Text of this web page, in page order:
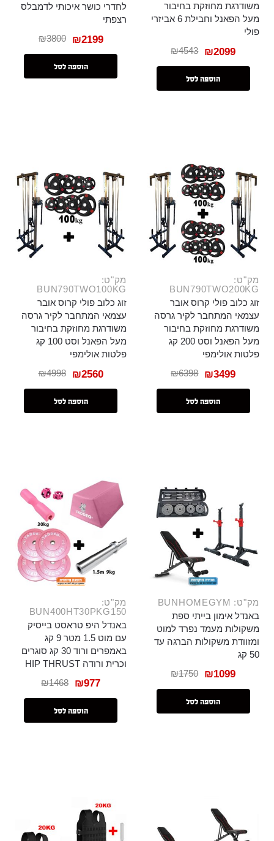
משודרגת מחוזקת בחיבור
מעל הפאנל וחבילת 6 אביזרי
פולי
₪4543 ₪2099
הוספה לסל
לחדרי כושר איכותי לדמבלס
רצפתי
₪3800 ₪2199
הוספה לסל
מק"ט:
BUN790TWO200KG
זוג כלוב פולי קרוס אובר
עצמאי המתחבר לקיר גרסה
משודרגת מחוזקת בחיבור
מעל הפאנל וסט 200 קג
פלטות אולימפי
₪6398 ₪3499
הוספה לסל
מק"ט:
BUN790TWO100KG
זוג כלוב פולי קרוס אובר
עצמאי המתחבר לקיר גרסה
משודרגת מחוזקת בחיבור
מעל הפאנל וסט 100 קג
פלטות אולימפי
₪4998 ₪2560
הוספה לסל
מק"ט: BUNHOMEGYM
באנדל אימון בייתי ספת
משקולות מעמד נפרד למוט
ומזוודת משקולות הברגה עד
50 קג
₪1750 ₪1099
הוספה לסל
מק"ט:
BUN400HT30PKG150
באנדל היפ טראסט בייסיק
עם מוט 1.5 מטר 9 קג
באמפרים ורוד 30 קג סוגרים
וכרית ורודה HIP THRUST
₪1468 ₪977
הוספה לסל